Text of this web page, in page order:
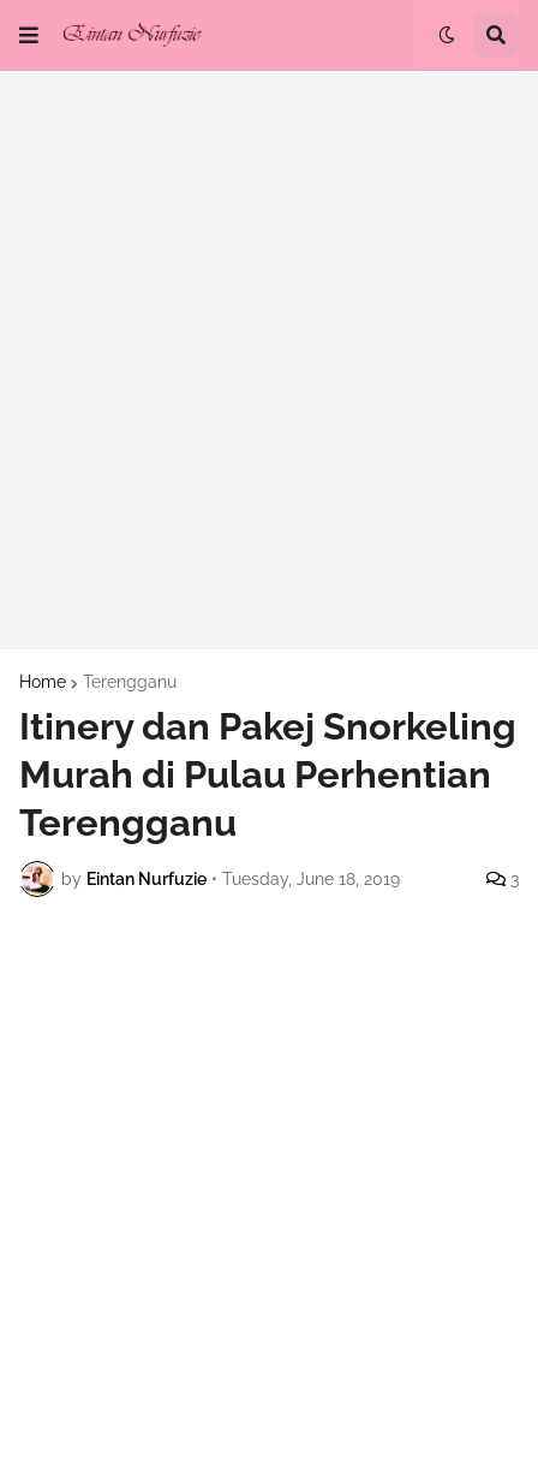
Home Terengganu
Itinery dan Pakej Snorkeling
Murah di Pulau Perhentian
Terengganu
by Eintan Nurfuzie • Tuesday, June 18, 2019 3